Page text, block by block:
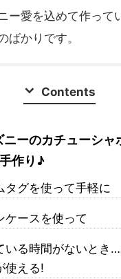
ー愛を込めて作って
ばかりです。
Contents
ニーのカチューシャ
作り♪
タグを使って手軽に
ケースを使って
いる時間がないとき
使える!